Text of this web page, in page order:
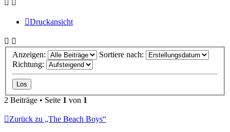
Druckansicht
Anzeigen:
Sortiere nach:
Richtung:
2 Beiträge • Seite 1 von 1
Zurück zu „The Beach Boys“